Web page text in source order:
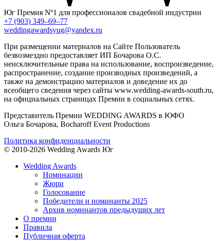
Юг Премия Nº1 для профессионалов свадебной индустрии
+7 (903) 349–69–77
weddingawardsyug@yandex.ru
При размещении материалов на Сайте Пользователь
безвозмездно предоставляет ИП Бочарова О.С.
неисключительные права на использование, воспроизведение,
распространение, создание производных произведений, а
также на демонстрацию материалов и доведение их до
всеобщего сведения через сайты www.wedding-awards-south.ru,
на официальных страницах Премии в социальных сетях.
Представитель Премии WEDDING AWARDS в ЮФО
Ольга Бочарова, Bocharoff Event Productions
Политика конфиденциальности
© 2010-2026 Wedding Awards Юг
Wedding Awards
Номинации
Жюри
Голосование
Победители и номинанты 2025
Архив номинантов предыдущих лет
О премии
Правила
Публичная оферта